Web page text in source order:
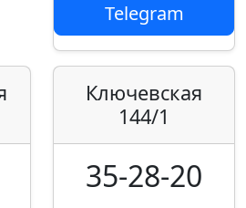
Telegram
Ключевская
144/1
35-28-20